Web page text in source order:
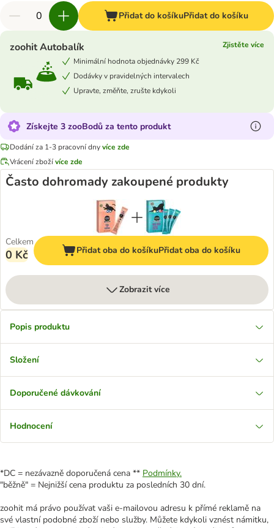
Přidat do košíkuPřidat do košíku
zoohit Autobalík
Zjistěte více
Minimální hodnota objednávky 299 Kč
Dodávky v pravidelných intervalech
Upravte, změňte, zrušte kdykoli
Získejte 3 zooBodů za tento produkt
Dodání za 1-3 pracovní dnyvíce zde
Vrácení zbožívíce zde
Často dohromady zakoupené produkty
Celkem
0 Kč Přidat oba do košíkuPřidat oba do košíku
Zobrazit více
Popis produktu
Složení
Doporučené dávkování
Hodnocení
*DC = nezávazně doporučená cena ** Podmínky.
"běžně" = Nejnižší cena produktu za posledních 30 dní.
zoohit má právo používat vaši e-mailovou adresu k přímé reklamě na
své vlastní podobné zboží nebo služby. Můžete kdykoli vznést námitku,